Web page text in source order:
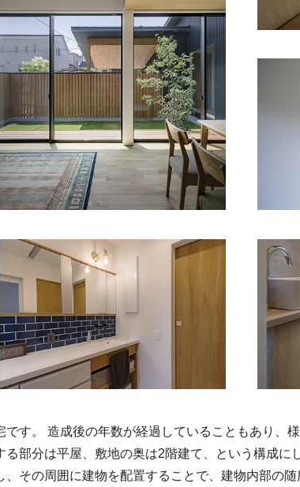
す。 造成後の年数が経過していることもあり
部分は平屋、敷地の奥は2階建て、という構成に
その周囲に建物を配置することで、建物内部の